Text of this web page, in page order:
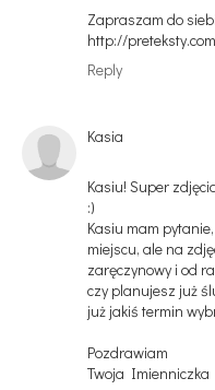
Zapraszam do
http://
Reply
Kasia
Kasiu! Super
:)
Kasiu mam
miejscu, ale na
zaręczynowy i od
czy planujesz już
już jakiś termin
Pozdrawiam
Twoja Imienniczka